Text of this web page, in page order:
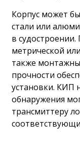
Корпус может
стали или
в
метрической
также
прочности
установки. КИП
обнаружения
трансмиттеру